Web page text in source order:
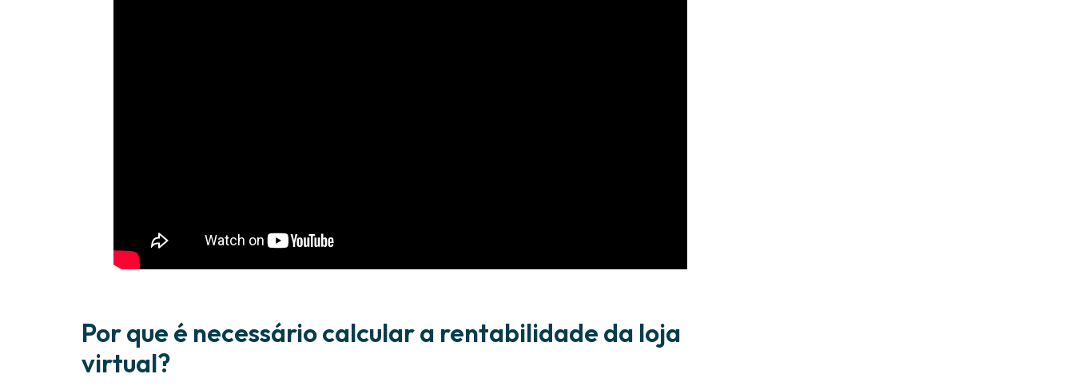
Por que é necessário calcular a rentabilidade da loja
virtual?